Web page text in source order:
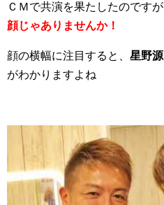
ＣＭで共演を果たしたのですが
顔じゃありませんか！
顔の横幅に注目すると、 星野
がわかりますよね